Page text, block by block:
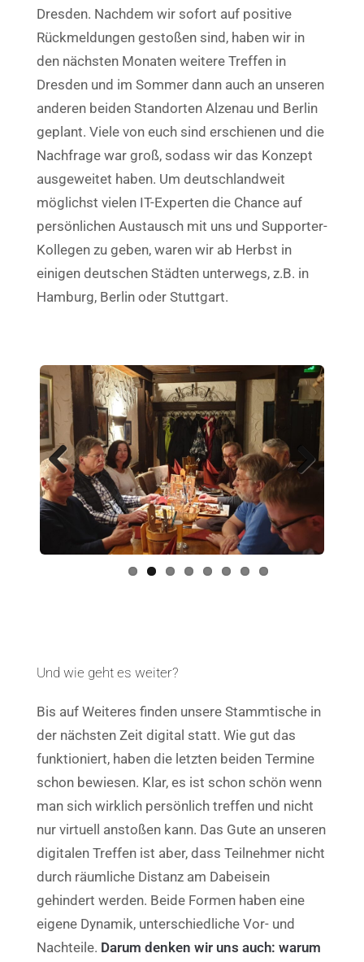
Dresden. Nachdem wir sofort auf positive
Rückmeldungen gestoßen sind, haben wir in
den nächsten Monaten weitere Treffen in
Dresden und im Sommer dann auch an unseren
anderen beiden Standorten Alzenau und Berlin
geplant. Viele von euch sind erschienen und die
Nachfrage war groß, sodass wir das Konzept
ausgeweitet haben. Um deutschlandweit
möglichst vielen IT-Experten die Chance auf
persönlichen Austausch mit uns und Supporter-
Kollegen zu geben, waren wir ab Herbst in
einigen deutschen Städten unterwegs, z.B. in
Hamburg, Berlin oder Stuttgart.
Previ
ous
Next
Und wie geht es weiter?
Bis auf Weiteres finden unsere Stammtische in
der nächsten Zeit digital statt. Wie gut das
funktioniert, haben die letzten beiden Termine
schon bewiesen. Klar, es ist schon schön wenn
man sich wirklich persönlich treffen und nicht
nur virtuell anstoßen kann. Das Gute an unseren
digitalen Treffen ist aber, dass Teilnehmer nicht
durch räumliche Distanz am Dabeisein
gehindert werden. Beide Formen haben eine
eigene Dynamik, unterschiedliche Vor- und
Nachteile. Darum denken wir uns auch: warum